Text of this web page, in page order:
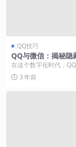
QQ技巧
QQ与微信：揭秘隐
背后的惊喜
在这个数字化时代，
成为我们生活中不可或
具。然而，你是否知...
3 年前